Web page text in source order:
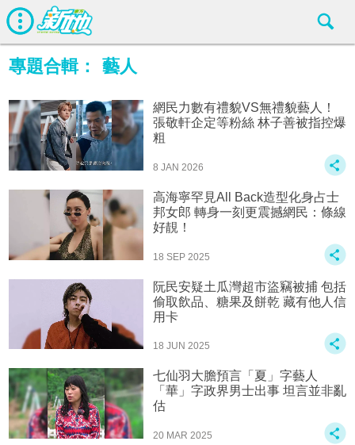
專題合輯： 藝人
網民力數有禮貌VS無禮貌藝人！
張敬軒企定等粉絲 林子善被指控爆
粗
8 JAN 2026
高海寧罕見All Back造型化身占士
邦女郎 轉身一刻更震撼網民：條線
好靚！
18 SEP 2025
阮民安疑土瓜灣超市盜竊被捕 包括
偷取飲品、糖果及餅乾 藏有他人信
用卡
18 JUN 2025
七仙羽大膽預言「夏」字藝人
「華」字政界男士出事 坦言並非亂
估
20 MAR 2025